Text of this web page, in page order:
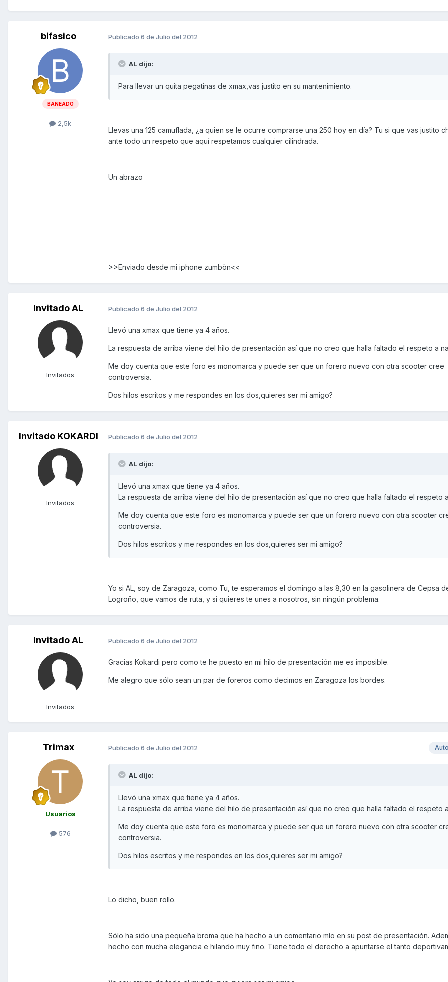
bifasico
BANEADO
2,5k
Publicado 6 de Julio del 2012
AL dijo:
Para llevar un quita pegatinas de xmax,vas justito en su mantenimiento.
Llevas una 125 camuflada, ¿a quien se le ocurre comprarse una 250 hoy en día? Tu si que vas justito
ante todo un respeto que aquí respetamos cualquier cilindrada.
Un abrazo
>>Enviado desde mi iphone zumbòn<<
Invitado AL
Invitados
Publicado 6 de Julio del 2012
Llevó una xmax que tiene ya 4 años.
La respuesta de arriba viene del hilo de presentación así que no creo que halla faltado el respeto a
Me doy cuenta que este foro es monomarca y puede ser que un forero nuevo con otra scooter cree
controversia.
Dos hilos escritos y me respondes en los dos,quieres ser mi amigo?
Invitado KOKARDI
Invitados
Publicado 6 de Julio del 2012
AL dijo:
Llevó una xmax que tiene ya 4 años.
La respuesta de arriba viene del hilo de presentación así que no creo que halla faltado el respeto
Me doy cuenta que este foro es monomarca y puede ser que un forero nuevo con otra scooter
controversia.
Dos hilos escritos y me respondes en los dos,quieres ser mi amigo?
Yo si AL, soy de Zaragoza, como Tu, te esperamos el domingo a las 8,30 en la gasolinera de Cepsa
Logroño, que vamos de ruta, y si quieres te unes a nosotros, sin ningún problema.
Invitado AL
Invitados
Publicado 6 de Julio del 2012
Gracias Kokardi pero como te he puesto en mi hilo de presentación me es imposible.
Me alegro que sólo sean un par de foreros como decimos en Zaragoza los bordes.
Trimax
Usuarios
576
Publicado 6 de Julio del 2012
AL dijo:
Llevó una xmax que tiene ya 4 años.
La respuesta de arriba viene del hilo de presentación así que no creo que halla faltado el respeto
Me doy cuenta que este foro es monomarca y puede ser que un forero nuevo con otra scooter
controversia.
Dos hilos escritos y me respondes en los dos,quieres ser mi amigo?
Lo dicho, buen rollo.
Sólo ha sido una pequeña broma que ha hecho a un comentario mío en su post de presentación.
hecho con mucha elegancia e hilando muy fino. Tiene todo el derecho a apuntarse el tanto